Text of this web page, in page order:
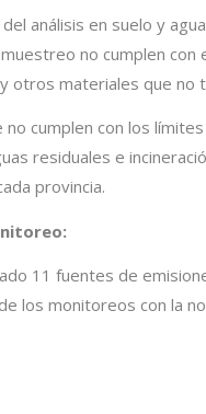
análisis en suelo y
no cumplen
otros materiales que no
no cumplen con los
residuales e
provincia.
11 fuentes de
los monitoreos con la